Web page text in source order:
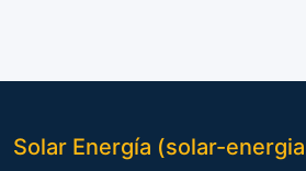
Solar Energía (solar-